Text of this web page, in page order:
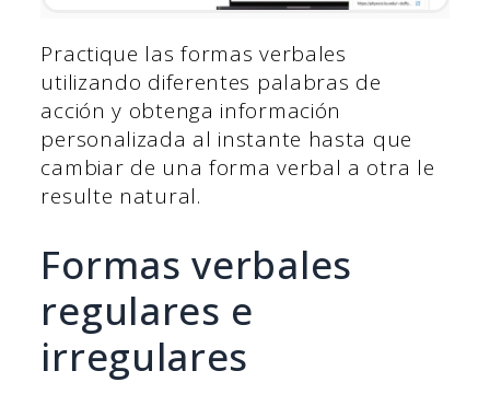
Practique las formas verbales
utilizando diferentes palabras de
acción y obtenga información
personalizada al instante hasta que
cambiar de una forma verbal a otra le
resulte natural.
Formas verbales
regulares e
irregulares